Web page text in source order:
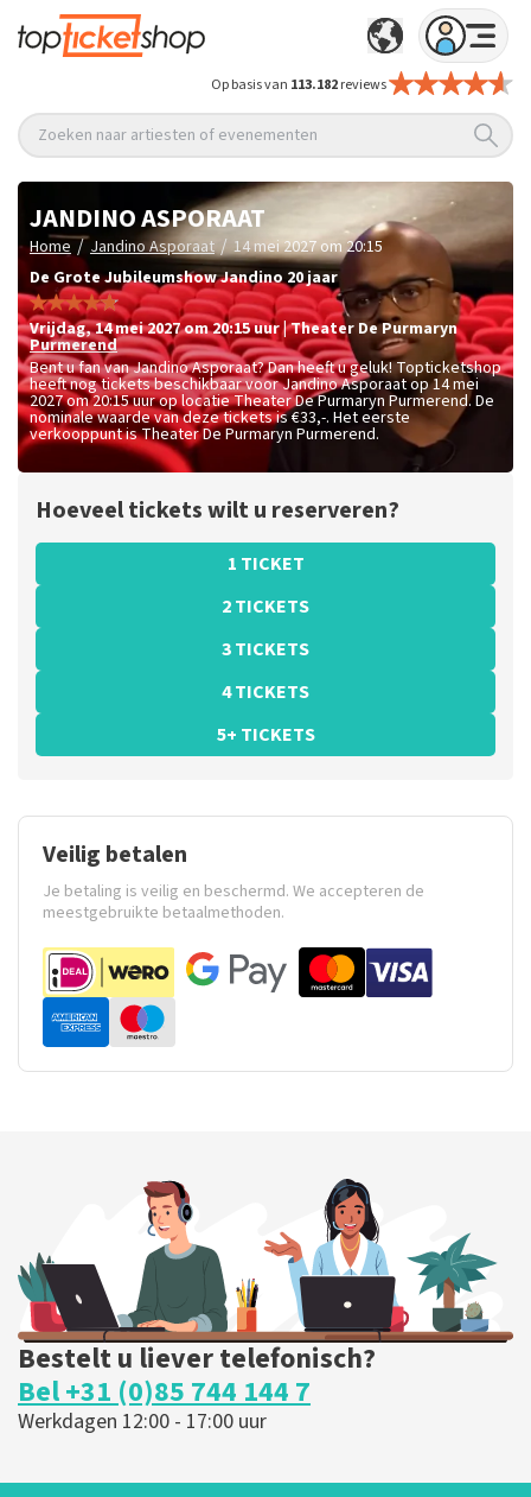
Op basis van 113.182reviews
Zoeken naar artiesten of evenementen
JANDINO ASPORAAT
Home / Jandino Asporaat / 14 mei 2027 om 20:15
De Grote Jubileumshow Jandino 20 jaar
vrijdag,14 mei 2027 om 20:15uur|Theater De Purmaryn
Purmerend
Bent u fan van Jandino Asporaat? Dan heeft u geluk! Topticketshop
heeft nog tickets beschikbaar voor Jandino Asporaat op 14 mei
2027 om 20:15 uur op locatie Theater De Purmaryn Purmerend. De
nominale waarde van deze tickets is€33,-. Het eerste
verkooppunt is Theater De Purmaryn Purmerend.
Hoeveel tickets wilt u reserveren?
1 TICKET
2 TICKETS
3 TICKETS
4 TICKETS
5+ TICKETS
Veilig betalen
Je betaling is veilig en beschermd. We accepteren de
meestgebruikte betaalmethoden.
Bestelt u liever telefonisch?
Bel +31 (0)85 744 144 7
Werkdagen 12:00 - 17:00 uur